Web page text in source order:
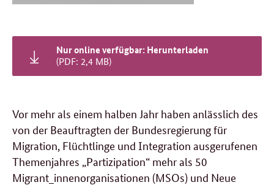
Nur online verfügbar: Herunterladen
(PDF: 2,4 MB)
Vor mehr als einem halben Jahr haben anlässlich des
von der Beauftragten der Bundesregierung für
Migration, Flüchtlinge und Integration ausgerufenen
Themenjahres „Partizipation“ mehr als 50
Migrant_innenorganisationen (MSOs) und Neue